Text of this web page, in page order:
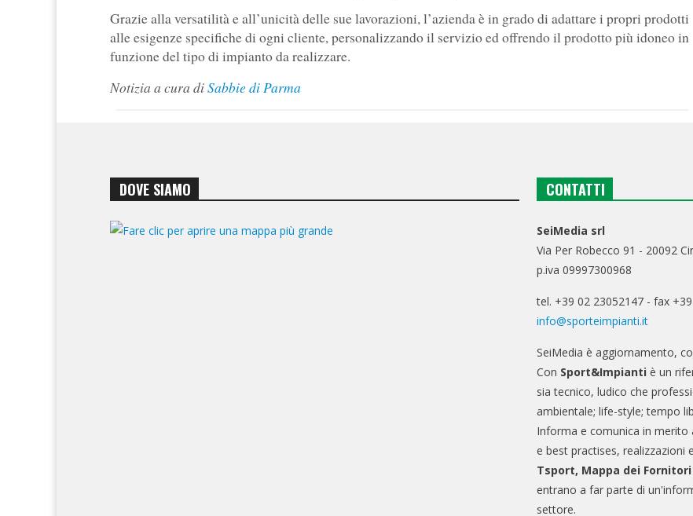
Grazie alla versatilità e all’unicità delle sue lavorazioni, l’azienda è in grado di adattare i propri prodotti
alle esigenze specifiche di ogni cliente, personalizzando il servizio ed offrendo il prodotto più idoneo in
funzione del tipo di impianto da realizzare.
Notizia a cura diSabbie di Parma
DOVE SIAMO CONTATTI
SeiMedia srl
Via Per Robecco 91 - 20092
p.iva 09997300968
tel. +39 02 23052147 - fax
info@sporteimpianti.it
SeiMedia è aggiornamento,
Con Sport&Impianti è un
sia tecnico, ludico che
ambientale; life-style; tempo
Informa e comunica in
e best practises, realizzazioni
Tsport, Mappa dei
entrano a far parte di
settore.